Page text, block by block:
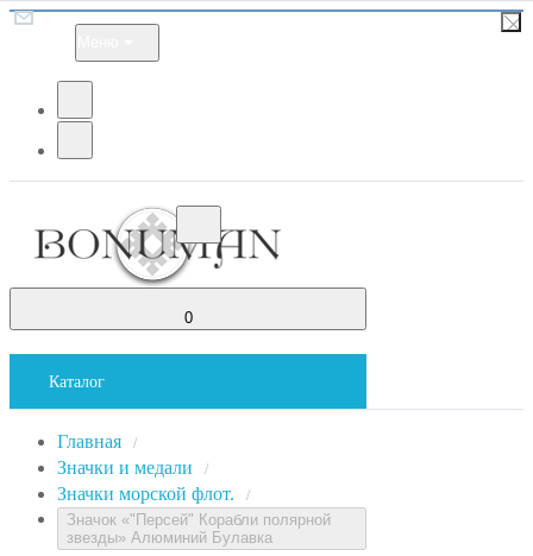
0
Каталог
Главная /
Значки и медали /
Значки морской флот. /
Значок «"Персей" Корабли полярной
звезды» Алюминий Булавка